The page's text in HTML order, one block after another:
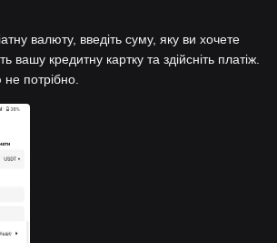
валюту, введіть суму, яку ви хочете
вашу кредитну картку та здійсніть платіж.
потрібно.